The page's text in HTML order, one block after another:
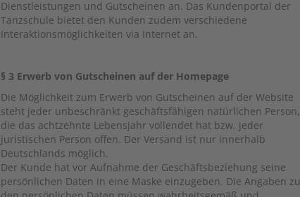
Dienstleistungen und Gutscheinen an. Das Kundenportal der
Tanzschule bietet den Kunden zudem verschiedene
Interaktionsmöglichkeiten via Internet an.
§ 3 Erwerb von Gutscheinen auf der Homepage
Die Möglichkeit zum Erwerb von Gutscheinen auf der Website
steht jeder unbeschränkt geschäftsfähigen natürlichen Person,
die das achtzehnte Lebensjahr vollendet hat bzw. jeder
juristischen Person offen. Der Versand ist nur innerhalb
Deutschlands möglich.
Der Kunde hat vor Aufnahme der Geschäftsbeziehung seine
persönlichen Daten in eine Maske einzugeben. Die Angaben zu